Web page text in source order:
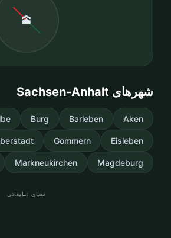
🕋
شهرهای Sachsen-Anhalt
Aken
Barleben
Burg
Eisleben
Gommern
Magdeburg
Markneukirchen
فضای تبلیغاتی